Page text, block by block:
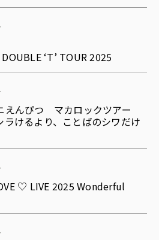
‘T’ TOUR 2025
えんぴつ マカロックツアー
けるより、ことばのシワだけ
♡ LIVE 2025 Wonderful